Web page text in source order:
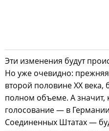
Эти изменения будут
Но уже очевидно:
второй половине XX века,
полном объеме. А значит,
голосование — в
Соединенных Штатах —